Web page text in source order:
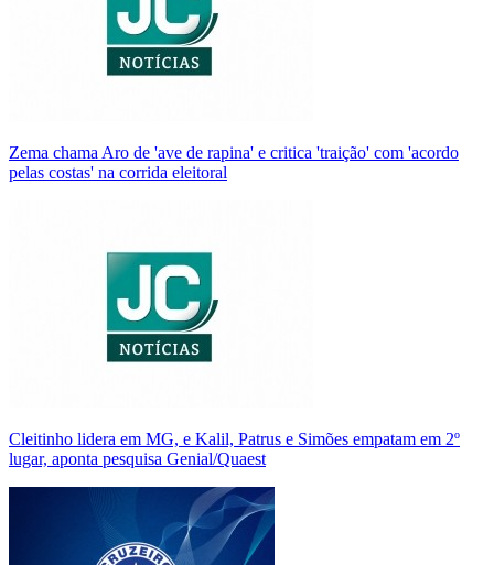
Zema chama Aro de 'ave de rapina' e critica 'traição' com 'acordo
pelas costas' na corrida eleitoral
Cleitinho lidera em MG, e Kalil, Patrus e Simões empatam em 2º
lugar, aponta pesquisa Genial/Quaest